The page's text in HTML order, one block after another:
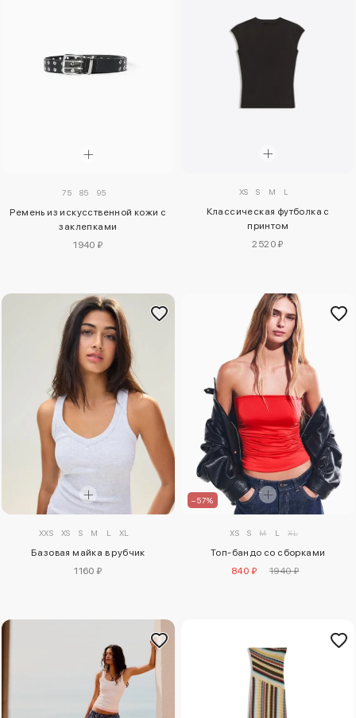
75 85 95
Ремень из искусственной кожи с
заклепками
1940 ₽
XS S M L
Классическая футболка с
принтом
2520 ₽
XXS XS S M L XL
Базовая майка в рубчик
1160 ₽
–57%
XS S M L XL
Топ-бандо со сборками
840 ₽
1940 ₽